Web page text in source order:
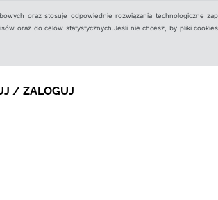
oraz stosuje odpowiednie rozwiązania technologiczne
oraz do celów statystycznych.Jeśli nie chcesz, by pliki
/ ZALOGUJ